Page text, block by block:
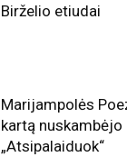
Birželio etiudai
Marijampolės
kartą nuskambėjo
„Atsipalaiduok“